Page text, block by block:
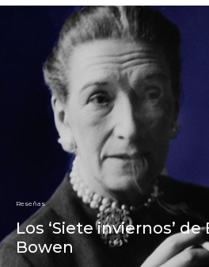
Reseñas
Los ‘Siete inviernos’
Bowen